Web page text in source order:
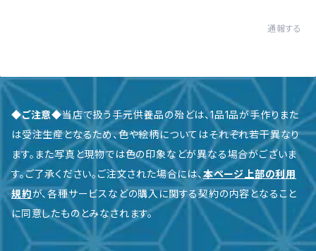
通報する
◆ご注意◆当店で扱う手元供養品の殆どは、1品1品が手作りまた
は受注生産となるため、色や絵柄についてはそれぞれ若干異なり
ます。また写真と現物では色の印象などが異なる場合がございま
す。ご了承ください。ご注文された場合には、本ページ上部の利用
規約が、各種サービスなどの購入に関する契約の内容となること
に同意したものとみなされます。